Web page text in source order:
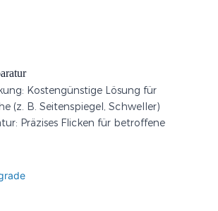
Kostengünstige Lösung für
(z. B. Seitenspiegel, Schweller)
Präzises Flicken für betroffene